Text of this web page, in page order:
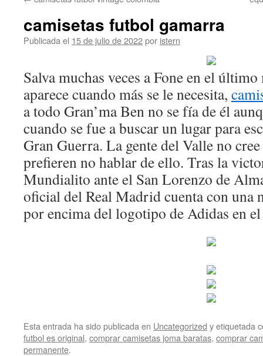
camisetas futbol gamarra
Publicada el 15 de julio de 2022por istern
Salva muchas veces a Fone en el
aparece cuando más se le necesita,
a todo Gran’ma Ben no se fía de él
cuando se fue a buscar un lugar para
Gran Guerra. La gente del Valle no
prefieren no hablar de ello. Tras la
Mundialito ante el San Lorenzo de
oficial del Real Madrid cuenta con una
por encima del logotipo de Adidas en
Esta entrada ha sido publicada en Uncategorized y etiquetada
futbol es original, comprar camisetas joma baratas, comprar
permanente.